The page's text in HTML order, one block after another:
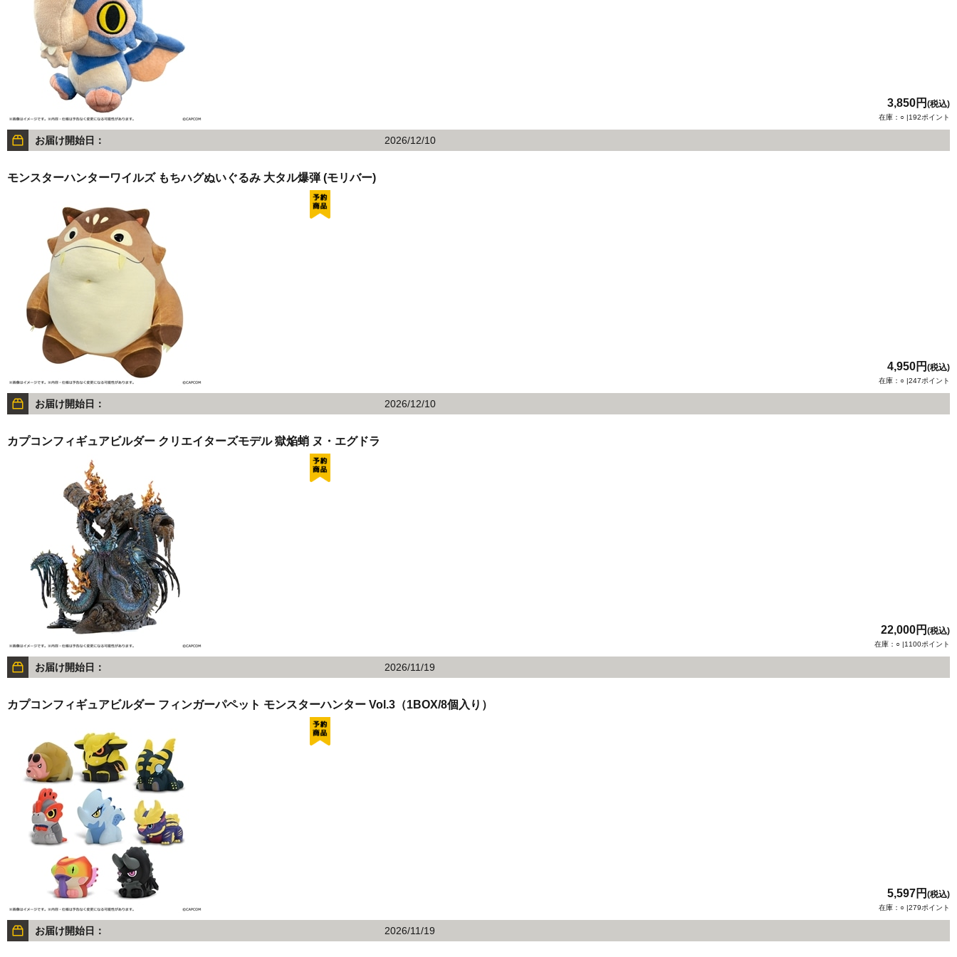
3,850円 (税込)
在庫：○ |192ポイント
お届け開始日： 2026/12/10
モンスターハンターワイルズ もちハグぬいぐるみ 大タル爆弾 (モリバー)
4,950円 (税込)
在庫：○ |247ポイント
お届け開始日： 2026/12/10
カプコンフィギュアビルダー クリエイターズモデル 獄焔蛸 ヌ・エグドラ
22,000円 (税込)
在庫：○ |1100ポイント
お届け開始日： 2026/11/19
カプコンフィギュアビルダー フィンガーパペット モンスターハンター Vol.3（1BOX/8個入り）
5,597円 (税込)
在庫：○ |279ポイント
お届け開始日： 2026/11/19